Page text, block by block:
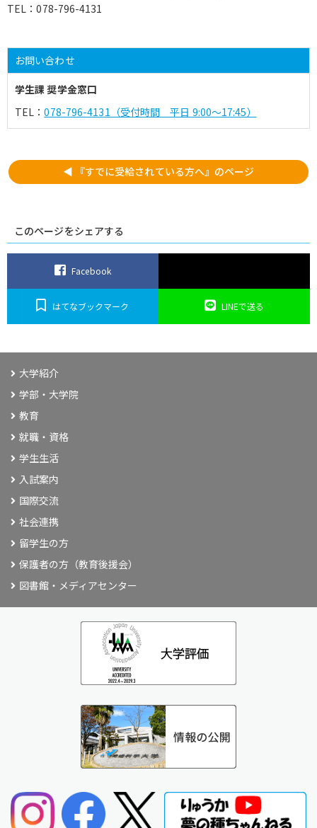
TEL：078-796-4131
お問い合わせ
学生課 奨学金窓口
TEL：078-796-4131（受付時間 平日 9:00～17:45）
◀ 『すでに受給されている方へ』のページ
このページをシェアする
Facebook
はてなブックマーク LINEで送る
大学紹介
学部・大学院
教育
就職・資格
学生生活
入試案内
国際交流
社会連携
留学生の方
保護者の方（教育後援会）
図書館・メディアセンター